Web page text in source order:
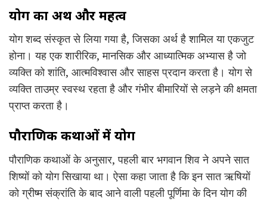
योग का अर्थ और महत्व
योग शब्द संस्कृत से लिया गया है, जिसका अर्थ है शामिल या एकजुट
होना। यह एक शारीरिक, मानसिक और आध्यात्मिक अभ्यास है जो
व्यक्ति को शांति, आत्मविश्वास और साहस प्रदान करता है। योग से
व्यक्ति ताउम्र स्वस्थ रहता है और गंभीर बीमारियों से लड़ने की क्षमता
प्राप्त करता है।
पौराणिक कथाओं में योग
पौराणिक कथाओं के अनुसार, पहली बार भगवान शिव ने अपने सात
शिष्यों को योग सिखाया था। ऐसा कहा जाता है कि इन सात ऋषियों
को ग्रीष्म संक्रांति के बाद आने वाली पहली पूर्णिमा के दिन योग की